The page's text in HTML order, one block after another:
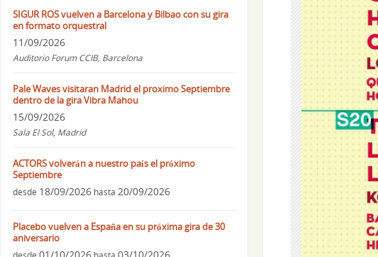
SIGUR ROS vuelven a Barcelona y Bilbao con su gira
en formato orquestral
11/09/2026
Auditorio Forum CCIB, Barcelona
Pale Waves visitaran Madrid el proximo Septiembre
dentro de la gira Vibra Mahou
15/09/2026
Sala El Sol, Madrid
ACTORS volverán a nuestro país el próximo
Septiembre
desde 18/09/2026 hasta 20/09/2026
Placebo vuelven a España en su próxima gira de 30
aniversario
01/10/2026 03/10/2026